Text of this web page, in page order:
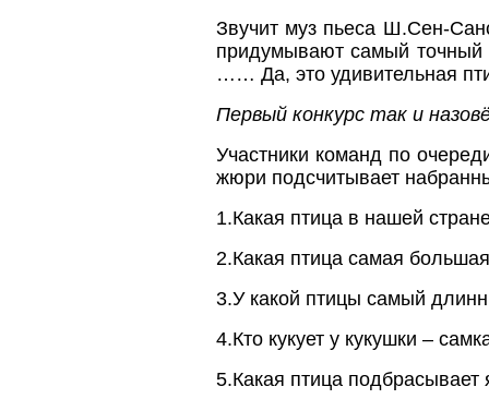
Звучит муз пьеса Ш.Сен-
придумывают самый точный
…… Да, это удивительная
Первый конкурс так и
Участники команд по
жюри подсчитывает
1.Какая птица в нашей
2.Какая птица самая
3.У какой птицы самый
4.Кто кукует у кукушки –
5.Какая птица подбрасывает